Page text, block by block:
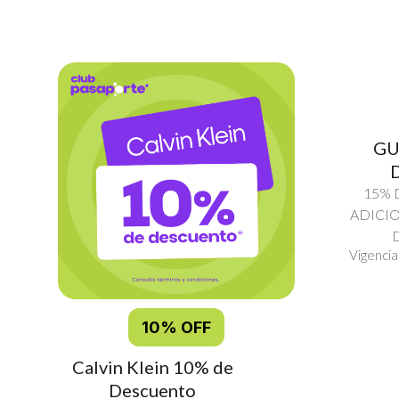
10% OFF
Calvin Klein 10% de
Descuento
15%